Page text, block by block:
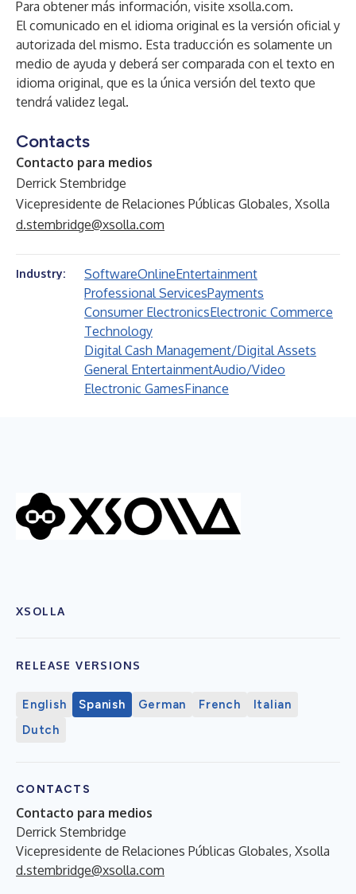
Para obtener más información, visite xsolla.com.
El comunicado en el idioma original es la versión oficial y
autorizada del mismo. Esta traducción es solamente un
medio de ayuda y deberá ser comparada con el texto en
idioma original, que es la única versión del texto que
tendrá validez legal.
Contacts
Contacto para medios
Derrick Stembridge
Vicepresidente de Relaciones Públicas Globales, Xsolla
d.stembridge@xsolla.com
Industry: SoftwareOnlineEntertainment
Professional ServicesPayments
Consumer ElectronicsElectronic Commerce
Technology
Digital Cash Management/Digital Assets
General EntertainmentAudio/Video
Electronic GamesFinance
XSOLLA
RELEASE VERSIONS
English Spanish German French
Italian
Dutch
CONTACTS
Contacto para medios
Derrick Stembridge
Vicepresidente de Relaciones Públicas Globales, Xsolla
d.stembridge@xsolla.com